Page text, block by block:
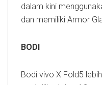
dalam kini
dan memiliki Armor
BODI
Bodi vivo X Fold5